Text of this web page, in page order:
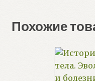
Похожие